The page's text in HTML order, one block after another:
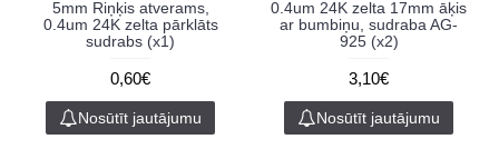
5mm Riņķis atverams,
0.4um 24K zelta pārklāts
sudrabs (x1)
0,60€
Nosūtīt jautājumu
0.4um 24K zelta 17mm āķis
ar bumbiņu, sudraba AG-
925 (x2)
3,10€
Nosūtīt jautājumu